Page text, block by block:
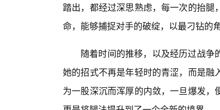
踏出，都经过深思熟虑，每一次的抬
命，能够捕捉对手的破绽，以最刁钻的
随着时间的推移，以及经历过战
她的招式不再是年轻时的青涩，而是
为一股深沉而浑厚的内敛，一旦爆发